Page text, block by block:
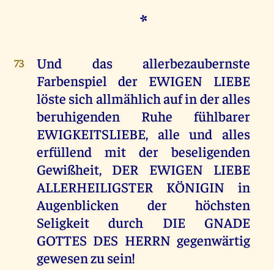
*
73
Und das allerbezaubernste
Farbenspiel der EWIGEN LIEBE
löste sich allmählich auf in der alles
beruhigenden Ruhe fühlbarer
EWIGKEITSLIEBE, alle und alles
erfüllend mit der beseligenden
Gewißheit, DER EWIGEN LIEBE
ALLERHEILIGSTER KÖNIGIN in
Augenblicken der höchsten
Seligkeit durch DIE GNADE
GOTTES DES HERRN gegenwärtig
gewesen zu sein!